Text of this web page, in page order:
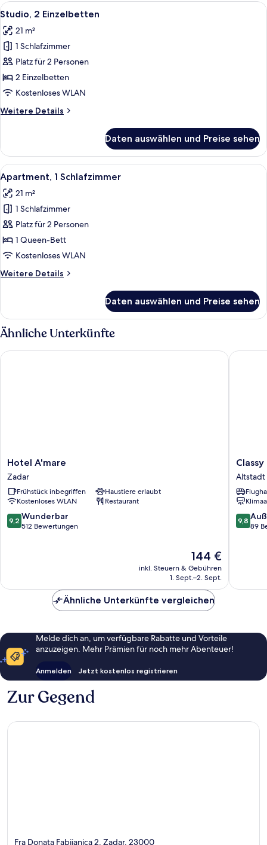
Alle
Fotos
für
Studio,
2 Einzelbetten
anzeigen
Ein Hotelzimmer mit zwei Betten,
6
Studio, 2 Einzelbetten
21 m²
1 Schlafzimmer
Platz für 2 Personen
2 Einzelbetten
Kostenloses WLAN
Weitere Details
Weitere
2 Einzelbetten
Daten auswählen und Preise sehen
Alle
Fotos
für
Apartment,
1
Schlafzimmer
anzeigen
Ein Schlafzimmer mit einem großen
17
Apartment, 1 Schlafzimmer
21 m²
1 Schlafzimmer
Platz für 2 Personen
1 Queen-Bett
Kostenloses WLAN
Weitere Details
Weitere
1
Schlafzimmer
Daten auswählen und Preise sehen
Ähnliche Unterkünfte
Hotel
A'mare
Zadar
Hotel A'mare
Zadar
Frühstück inbegriffen
Haustiere erlaubt
Kostenloses WLAN
Restaurant
9.2
von
9,2 Wunderbar
512 Bewertungen
Der
Preis
beträgt
144 €
inkl. Steuern & Gebühren
1. Sept.–2. Sept.
Hotel A'mare
Classy
Design
Altstadt
von
Zadar
Altstadt
9.8
von
9,8
89
Classy
Ähnliche Unterkünfte vergleichen
Melde dich an, um verfügbare Rabatte und Vorteile
anzuzeigen. Mehr Prämien für noch mehr Abenteuer!
Anmelden Jetzt kostenlos registrieren
Zur Gegend
Fra Donata Fabijanica 2, Zadar, 23000